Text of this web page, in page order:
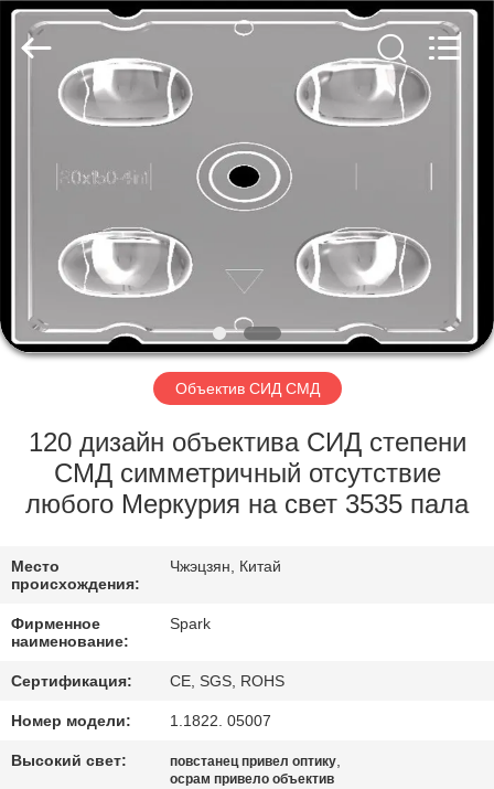
ДОМОЙ
ПРОДУКТЫ
НАС
ЭКСКУРСИЯ
ЗАВОДУ
КОНТРОЛЬ
СВЯЖИТЕСЬ
С
НАМИ
НОВОСТИ
Spark
Technology
Co.,
Объектив СИД СМД
120 дизайн объектива СИД степени
СМД симметричный отсутствие
любого Меркурия на свет 3535 пала
Место
происхождения:
Чжэцзян, Китай
Фирменное
наименование:
Spark
Сертификация: CE, SGS, ROHS
Номер модели: 1.1822. 05007
Высокий свет: повстанец привел оптику,
осрам привело объектив